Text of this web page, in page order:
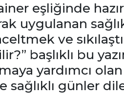
eşliğinde
uygulanan
ve
başlıklı bu
yardımcı
sağlıklı günler